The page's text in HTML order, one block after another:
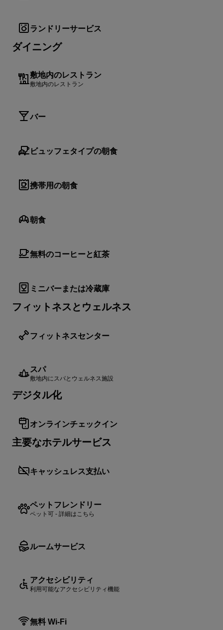
ランドリーサービス
ダイニング
敷地内のレストラン
敷地内のレストラン
バー
ビュッフェタイプの朝食
携帯用の朝食
朝食
無料のコーヒーと紅茶
ミニバーまたは冷蔵庫
フィットネスとウェルネス
フィットネスセンター
スパ
敷地内にスパとウェルネス施設
デジタル化
オンラインチェックイン
主要なホテルサービス
キャッシュレス支払い
ペットフレンドリー
ペット可 - 詳細はこちら
ルームサービス
アクセシビリティ
利用可能なアクセシビリティ機能
無料 Wi-Fi